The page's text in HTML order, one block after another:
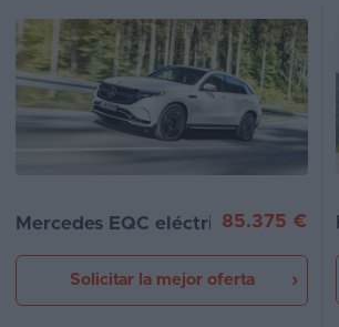
Eléctricos
Híbridos
Ofertas
Foro
de
opiniones
Mercedes EQC eléctrico85.375 €
Solicitar la mejor oferta